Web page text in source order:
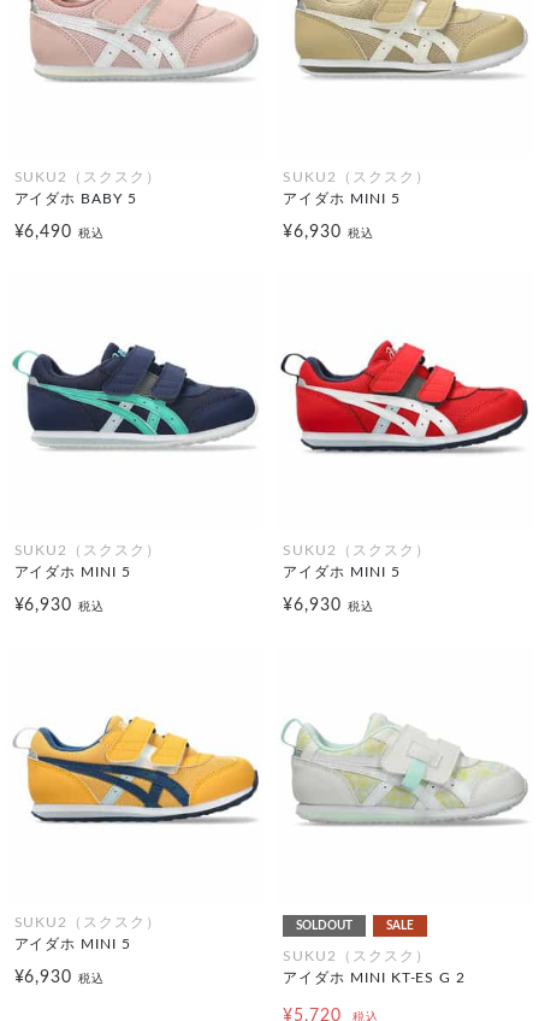
SUKU2（スクスク）
アイダホ BABY 5
¥6,490税込
SUKU2（スクスク）
アイダホ MINI 5
¥6,930 税込
SUKU2（スクスク）
アイダホ MINI 5
¥6,930税込
SUKU2（スクスク）
アイダホ MINI 5
¥6,930 税込
SUKU2（スクスク）
アイダホ MINI 5
¥6,930税込
SOLDOUT SALE
SUKU2（スクスク）
アイダホ MINI KT-ES G 2
¥5,720 税込